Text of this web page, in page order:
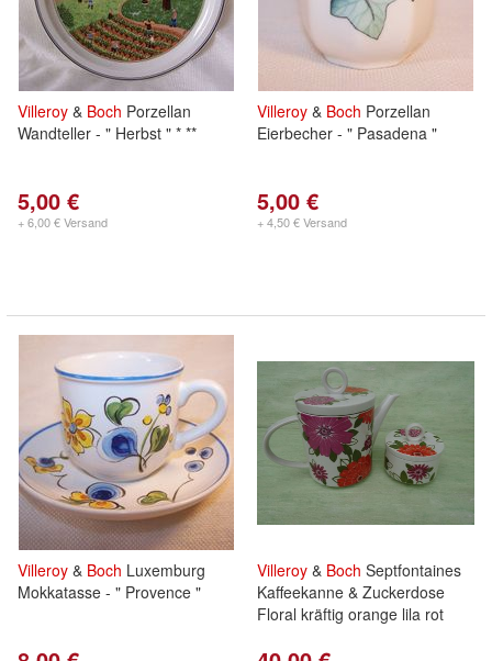
Villeroy & Boch Porzellan
Wandteller - " Herbst " * **
5,00 €
+ 6,00 € Versand
Villeroy & Boch Porzellan
Eierbecher - " Pasadena "
5,00 €
+ 4,50 € Versand
Villeroy & Boch Luxemburg
Mokkatasse - " Provence "
Villeroy & Boch Septfontaines
Kaffeekanne & Zuckerdose
Floral kräftig orange lila rot